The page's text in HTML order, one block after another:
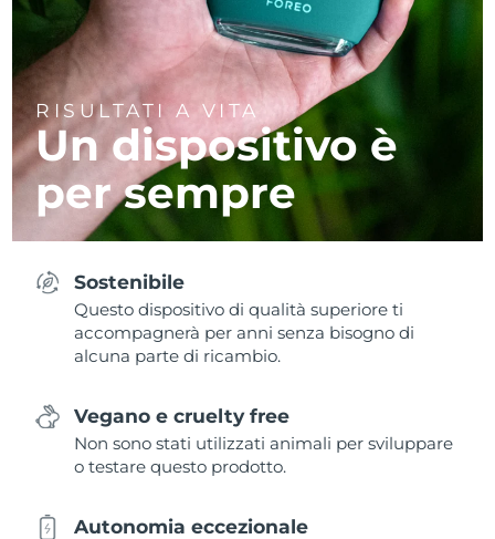
RISULTATI A VITA
Un dispositivo è
per sempre
Sostenibile
Questo dispositivo di qualità superiore ti
accompagnerà per anni senza bisogno di
alcuna parte di ricambio.
Vegano e cruelty free
Non sono stati utilizzati animali per sviluppare
o testare questo prodotto.
Autonomia eccezionale